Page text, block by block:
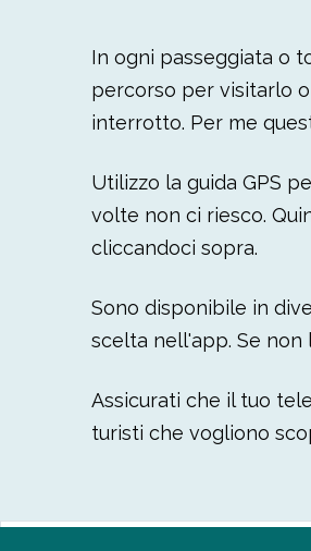
In ogni passeggiata o
percorso per visitarlo
interrotto. Per me
Utilizzo la guida GPS
volte non ci riesco.
cliccandoci sopra.
Sono disponibile in
scelta nell'app. Se non
Assicurati che il tuo
turisti che vogliono